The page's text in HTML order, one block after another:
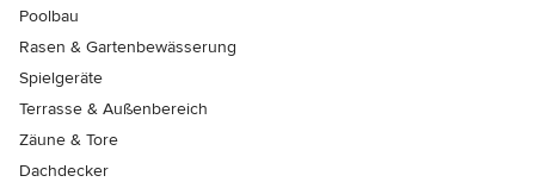
Poolbau
Rasen & Gartenbewässerung
Spielgeräte
Terrasse & Außenbereich
Zäune & Tore
Dachdecker